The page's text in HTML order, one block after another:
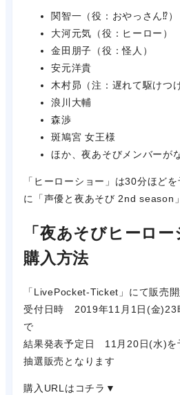
関智一（役：おやっさん⁉）
大河元気（役：ヒーロー）
金田朋子（役：怪人）
安元洋貴
木村昴（注：遅れて駆けつ
浪川大輔
森渉
斑鳩宮 女王様
ほか、夜あそびメンバーが
「ヒーローショー」は30分ほど
に「声優と夜あそび 2nd season
「夜あそびヒーロ
購入方法
「LivePocket-Ticket」にて販売
受付日時 2019年11月1日(金)23
で
結果発表予定日 11月20日(水)を
抽選販売となります
購入URLはコチラ▼